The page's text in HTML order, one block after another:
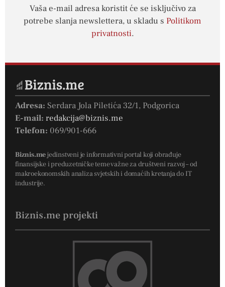
Vaša e-mail adresa koristit će se isključivo za
potrebe slanja newslettera, u skladu s Politikom
privatnosti.
Adresa: Serdara Jola Piletića 32/1, Podgorica
E-mail: redakcija@biznis.me
Telefon: 069/901-666
Biznis.mejedinstveni je informativni portal koji obrađuje
finansijske i preduzetničke teme važne za društveni razvoj – od
makroekonomskih analiza svjetskih i domaćih kretanja do IT
industrije.
Biznis.me projekti